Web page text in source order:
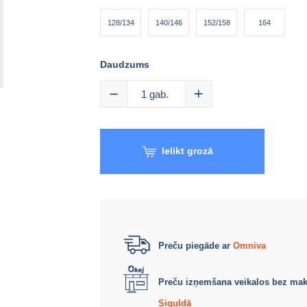
128/134 140/146 152/158 164
Daudzums
1 gab.
Ielikt grozā
Preču piegāde ar Omniva
Preču izņemšana veikalos bez
Siguldā